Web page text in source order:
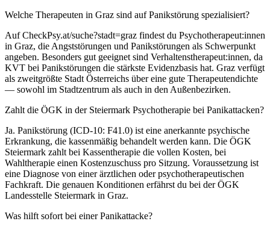
Welche Therapeuten in Graz sind auf Panikstörung spezialisiert?
Auf CheckPsy.at/suche?stadt=graz findest du Psychotherapeut:innen
in Graz, die Angststörungen und Panikstörungen als Schwerpunkt
angeben. Besonders gut geeignet sind Verhaltenstherapeut:innen, da
KVT bei Panikstörungen die stärkste Evidenzbasis hat. Graz verfügt
als zweitgrößte Stadt Österreichs über eine gute Therapeutendichte
— sowohl im Stadtzentrum als auch in den Außenbezirken.
Zahlt die ÖGK in der Steiermark Psychotherapie bei Panikattacken?
Ja. Panikstörung (ICD-10: F41.0) ist eine anerkannte psychische
Erkrankung, die kassenmäßig behandelt werden kann. Die ÖGK
Steiermark zahlt bei Kassentherapie die vollen Kosten, bei
Wahltherapie einen Kostenzuschuss pro Sitzung. Voraussetzung ist
eine Diagnose von einer ärztlichen oder psychotherapeutischen
Fachkraft. Die genauen Konditionen erfährst du bei der ÖGK
Landesstelle Steiermark in Graz.
Was hilft sofort bei einer Panikattacke?